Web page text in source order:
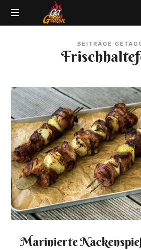
GG-
|
BBQ
Lexikon
BEITRÄGE
Marinierte